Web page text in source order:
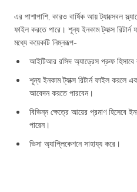
এর পাশাপাশি, কারও বার্ষিক আয় ট্যাক্সেবল
ফাইল করতে পারে। শূন্য ইনকাম ট্যাক্স
মধ্যে কয়েকটি নিম্নরূপ-
আইটিআর রসিদ অ্যাড্রেস প্রুফ হিসাবে
শূন্য ইনকাম ট্যাক্স রিটার্ন ফাইল করলে
আবেদন করতে পারবেন।
বিভিন্ন ক্ষেত্রে আয়ের প্রমাণ হিসেবে
পারেন।
ভিসা অ্যাপ্লিকেশনে সাহায্য করে।